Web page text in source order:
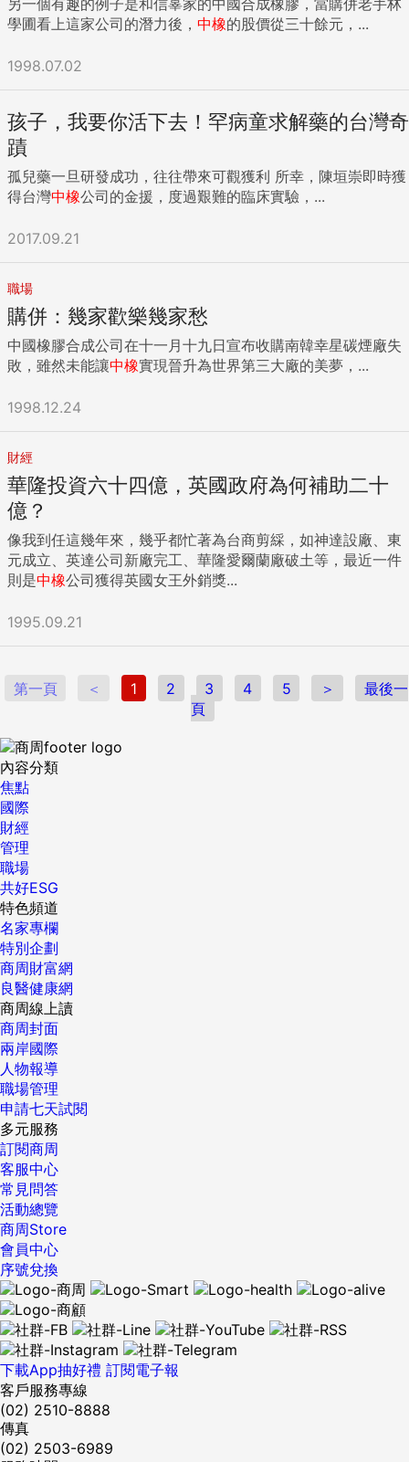
學圃看上這家公司的潛力後， 中橡的股價從三十餘元，...
1998.07.02
孩子，我要你活下去！罕病童求解藥的台灣奇
蹟
孤兒藥一旦研發成功，往往帶來可觀獲利 所幸，陳垣崇即時獲
得台灣中橡公司的金援，度過艱難的臨床實驗，...
2017.09.21
職場
購併：幾家歡樂幾家愁
中國橡膠合成公司在十一月十九日宣布收購南韓幸星碳煙廠失
敗，雖然未能讓中橡實現晉升為世界第三大廠的美夢，...
1998.12.24
財經
華隆投資六十四億，英國政府為何補助二十
億？
像我到任這幾年來，幾乎都忙著為台商剪綵，如神達設廠、東
元成立、英達公司新廠完工、華隆愛爾蘭廠破土等，最近一件
則是中橡公司獲得英國女王外銷獎...
1995.09.21
第一頁 ＜ 1 2 3 4 5 ＞
最後一
頁
內容分類
焦點
國際
財經
管理
職場
共好ESG
特色頻道
名家專欄
特別企劃
商周財富網
良醫健康網
商周線上讀
商周封面
兩岸國際
人物報導
職場管理
申請七天試閱
多元服務
訂閱商周
客服中心
常見問答
活動總覽
商周Store
會員中心
序號兌換
下載App抽好禮 訂閱電子報
客戶服務專線
(02) 2510-8888
傳真
(02) 2503-6989